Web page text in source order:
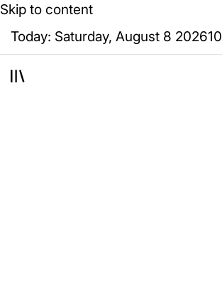
Skip to content
Today: Saturday, August 8 202610